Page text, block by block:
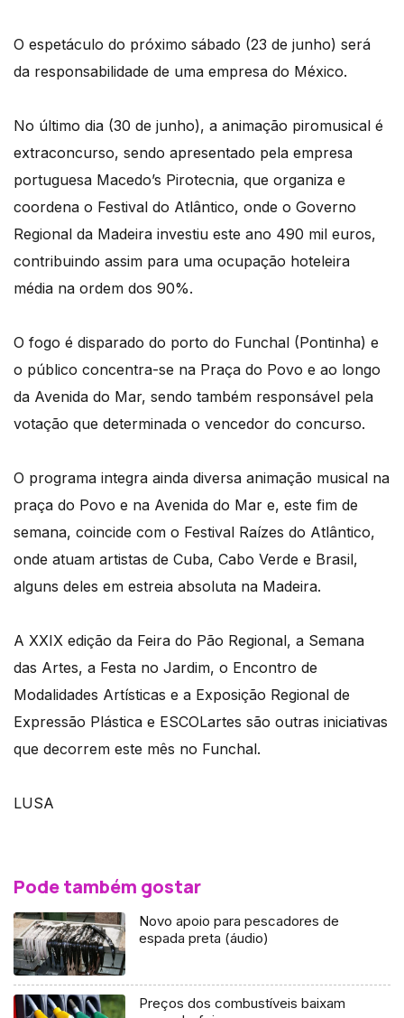
O espetáculo do próximo sábado (23 de junho) será
da responsabilidade de uma empresa do México.
No último dia (30 de junho), a animação piromusical é
extraconcurso, sendo apresentado pela empresa
portuguesa Macedo’s Pirotecnia, que organiza e
coordena o Festival do Atlântico, onde o Governo
Regional da Madeira investiu este ano 490 mil euros,
contribuindo assim para uma ocupação hoteleira
média na ordem dos 90%.
O fogo é disparado do porto do Funchal (Pontinha) e
o público concentra-se na Praça do Povo e ao longo
da Avenida do Mar, sendo também responsável pela
votação que determinada o vencedor do concurso.
O programa integra ainda diversa animação musical na
praça do Povo e na Avenida do Mar e, este fim de
semana, coincide com o Festival Raízes do Atlântico,
onde atuam artistas de Cuba, Cabo Verde e Brasil,
alguns deles em estreia absoluta na Madeira.
A XXIX edição da Feira do Pão Regional, a Semana
das Artes, a Festa no Jardim, o Encontro de
Modalidades Artísticas e a Exposição Regional de
Expressão Plástica e ESCOLartes são outras iniciativas
que decorrem este mês no Funchal.
LUSA
Pode também gostar
Novo apoio para pescadores de
espada preta (áudio)
Preços dos combustíveis baixam